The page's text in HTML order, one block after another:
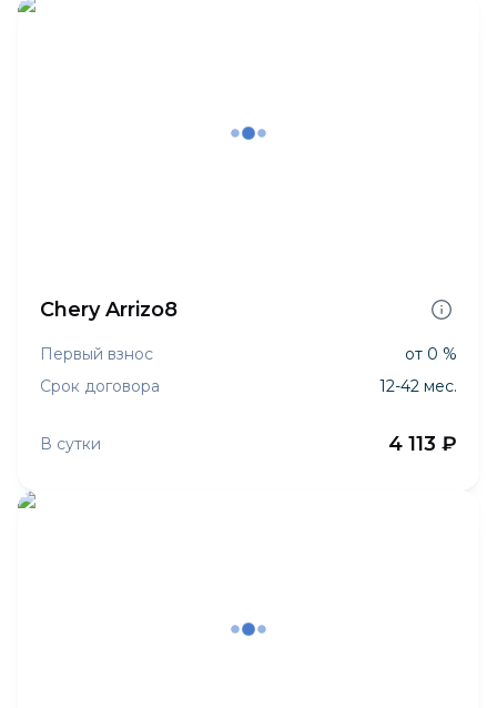
Chery Arrizo8
Первый взнос
от 0 %
Срок договора
12-42 мес.
В сутки 4 113 ₽